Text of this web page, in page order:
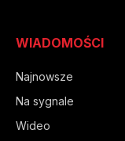
WIADOMOŚCI
Najnowsze
Na sygnale
Wideo